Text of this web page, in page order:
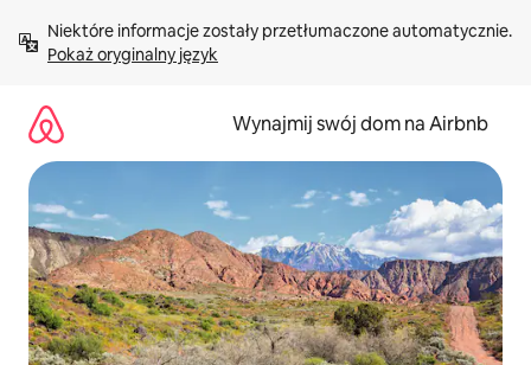
treści Pokaż oryginalny język
Wynajmij swój dom na Airbnb